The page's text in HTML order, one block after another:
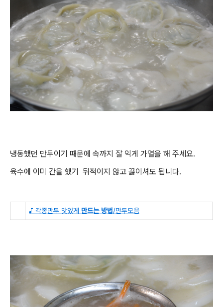
냉동했던 만두이기 때문에 속까지 잘 익게 가열을 해 주세요.
육수에 이미 간을 했기 뒤적이지 않고 끓이셔도 됩니다.
♪ 각종만두 맛있게 만드는 방법 /만두모음